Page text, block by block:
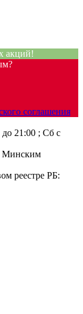
акций!
соглашения
21:00 ; Сб c
Минским
реестре РБ: